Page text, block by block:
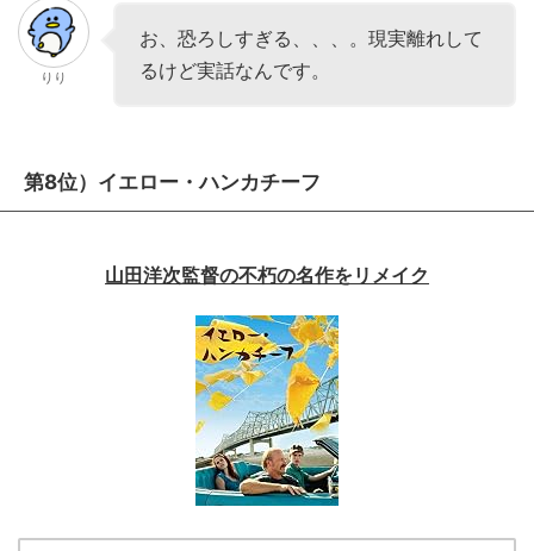
りり
お、恐ろしすぎる、、、。現実離れして
るけど実話なんです。
第8位）イエロー・ハンカチーフ
山田洋次監督の不朽の名作をリメイク